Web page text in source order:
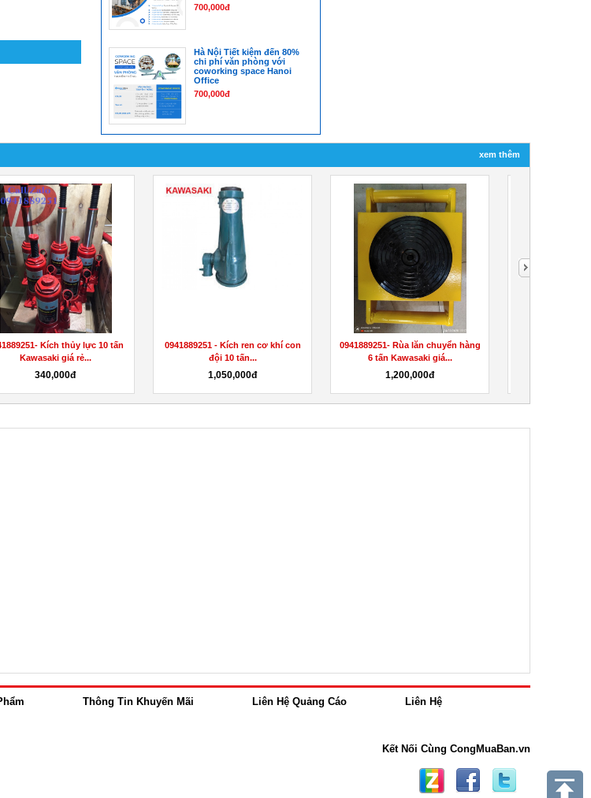
700,000đ
Hà Nội Tiết kiệm đến 80%
chi phí văn phòng với
coworking space Hanoi
Office
700,000đ
xem thêm
Kích thủy lực 10 tấn
Kawasaki giá rẻ...
340,000đ
0941889251 - Kích ren cơ khí con
đội 10 tấn...
1,050,000đ
0941889251- Rùa lăn chuyển hàng
6 tấn Kawasaki giá...
1,200,000đ
Thông Tin Khuyến Mãi Liên Hệ Quảng Cáo
Liên Hệ
Kết Nối Cùng CongMuaBan.vn